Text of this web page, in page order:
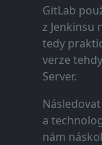
GitLab
z Jenkinsu
tedy
verze
Server.
a
nám